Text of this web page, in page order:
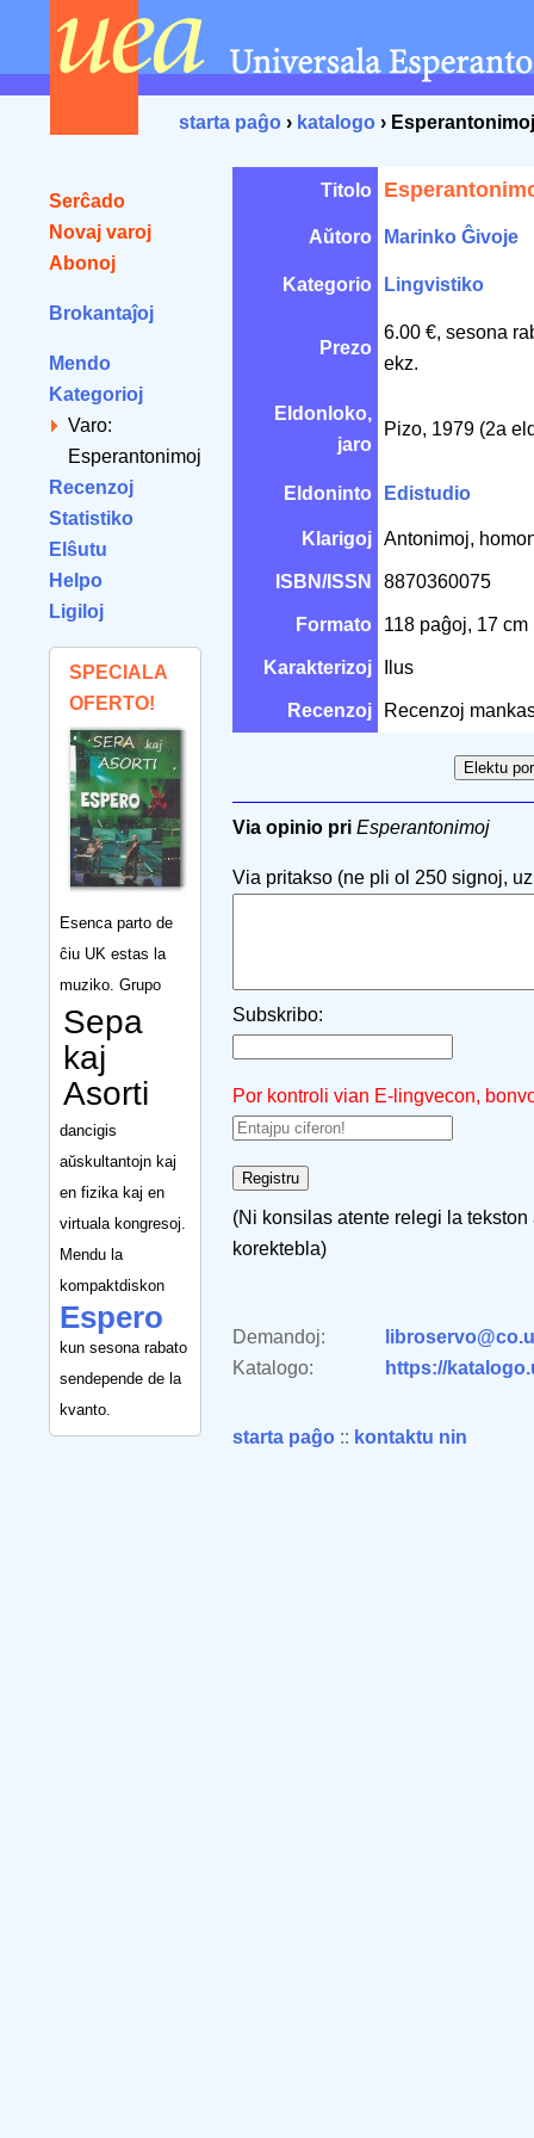
starta paĝo › katalogo › Esperantonimoj
Serĉado
Novaj varoj
Abonoj
Brokantaĵoj
Mendo
Kategorioj
Varo:
Esperantonimoj
Recenzoj
Statistiko
Elŝutu
Helpo
Ligiloj
SPECIALA
OFERTO!
Esenca parto de
ĉiu UK estas la
muziko. Grupo
Sepa
kaj
Asorti
dancigis
aŭskultantojn kaj
en fizika kaj en
virtuala kongresoj.
Mendu la
kompaktdiskon
Espero
kun sesona rabato
sendepende de la
kvanto.
Titolo
Aŭtoro Marinko Ĝivoje
Kategorio Lingvistiko
Prezo
6.00 €, sesona
ekz.
Eldonloko,
jaro
Pizo, 1979 (2a
Eldoninto Edistudio
Klarigoj Antonimoj,
ISBN/ISSN 8870360075
Formato 118 paĝoj, 17 cm
Karakterizoj Ilus
Recenzoj Recenzoj
Via opinio pri Esperantonimoj
Via pritakso (ne pli ol 250 signoj,
Subskribo:
Por kontroli vian E-lingvecon,
(Ni konsilas atente relegi la
korektebla)
Demandoj:
Katalogo:
https://
starta paĝo :: kontaktu nin